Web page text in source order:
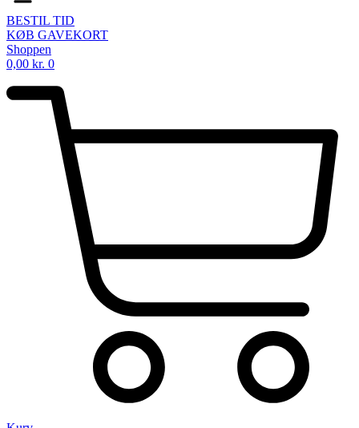
BESTIL TID
KØB GAVEKORT
Shoppen
0,00 kr. 0